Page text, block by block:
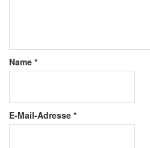
Name *
E-Mail-Adresse *